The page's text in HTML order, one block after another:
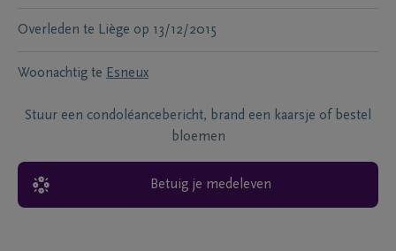
Overleden te Liège op 13/12/2015
Woonachtig te Esneux
Stuur een condoléancebericht, brand een kaarsje of bestel
bloemen
Betuig je medeleven